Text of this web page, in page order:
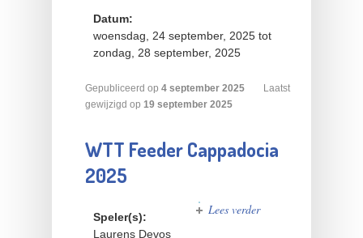
Datum:
woensdag, 24 september, 2025 tot
zondag, 28 september, 2025
Gepubliceerd op 4 september 2025
Laatst
gewijzigd op 19 september 2025
WTT Feeder Cappadocia
2025
Speler(s):
Laurens Devos
Lees verderover WTT